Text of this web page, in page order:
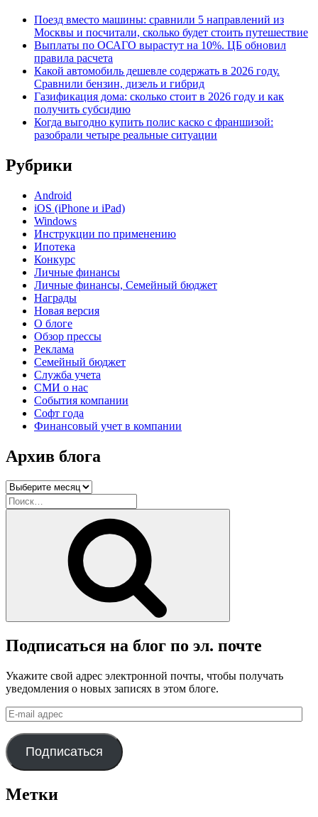
Поезд вместо машины: сравнили 5 направлений из
Москвы и посчитали, сколько будет стоить путешествие
Выплаты по ОСАГО вырастут на 10%. ЦБ обновил
правила расчета
Какой автомобиль дешевле содержать в 2026 году.
Сравнили бензин, дизель и гибрид
Газификация дома: сколько стоит в 2026 году и как
получить субсидию
Когда выгодно купить полис каско с франшизой:
разобрали четыре реальные ситуации
Рубрики
Android
iOS (iPhone и iPad)
Windows
Инструкции по применению
Ипотека
Конкурс
Личные финансы
Личные финансы, Семейный бюджет
Награды
Новая версия
О блоге
Обзор прессы
Реклама
Семейный бюджет
Служба учета
СМИ о нас
События компании
Софт года
Финансовый учет в компании
Архив блога
Архив
блога
Искать:
Подписаться на блог по эл. почте
Укажите свой адрес электронной почты, чтобы получать
уведомления о новых записях в этом блоге.
E-
mail
адрес
Подписаться
Метки